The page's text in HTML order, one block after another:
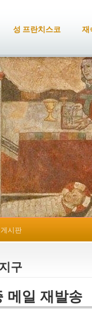
성 프란치스코 재
시판
구
메일 재발송